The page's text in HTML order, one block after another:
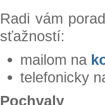
Radi vám
sťažností:
mailom na
telefonicky
Pochvaly